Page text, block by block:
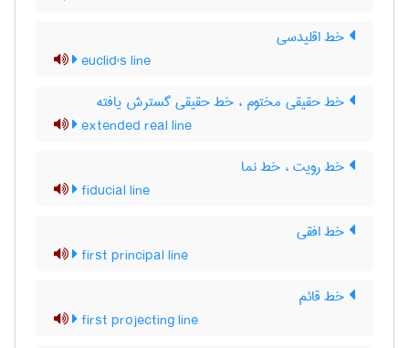
خط اقلیدسی
euclid's line
خط حقیقی مختوم ، خط حقیقی گسترش یافته
extended real line
خط رویت ، خط نما
fiducial line
خط افقی
first principal line
خط قائم
first projecting line